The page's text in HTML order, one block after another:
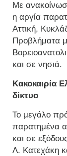
Με
η αργία
Αττική,
Προβλήματα
και σε νησιά.
Κακοκαιρία
δίκτυο
Το μεγάλο
παρατημένα
και σε
Λ. Κατεχάκη